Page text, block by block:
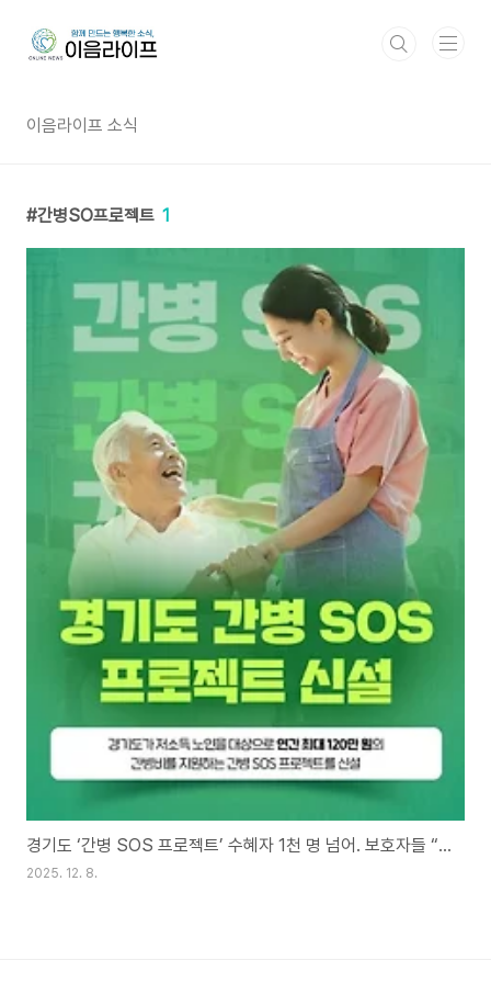
이음라이프 소식
간병SO프로젝트 1
경기도 ‘간병 SOS 프로젝트’ 수혜자 1천 명 넘어. 보호자들 “경제적·심리적으로 든든하다” 엄지 척!
2025. 12. 8.